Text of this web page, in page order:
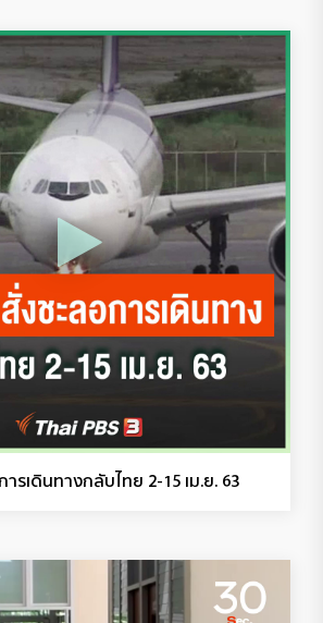
รเดินทางกลับไทย 2-15 เม.ย. 63